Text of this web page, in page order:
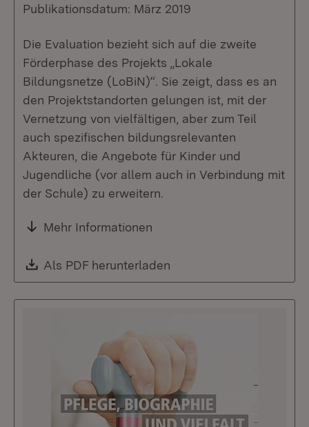
Publikationsdatum: März 2019
Die Evaluation bezieht sich auf die zweite
Förderphase des Projekts „Lokale
Bildungsnetze (LoBiN)“. Sie zeigt, dass es an
den Projektstandorten gelungen ist, mit der
Vernetzung von vielfältigen, aber zum Teil
auch spezifischen bildungsrelevanten
Akteuren, die Angebote für Kinder und
Jugendliche (vor allem auch in Verbindung mit
der Schule) zu erweitern.
Mehr Informationen
Download:
Als PDF herunterladen